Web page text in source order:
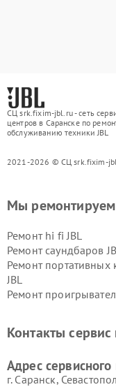
СЦ srk.fixim-jbl.ru - сеть
центров в Саранске по
обслуживанию техники JBL
2021-2026 © СЦ srk.fixim-
Мы ремонтируем
Ремонт hi fi JBL
Ремонт саундбаров
Ремонт портативных
JBL
Ремонт
Контакты сервис
Адрес сервисного
г. Саранск,